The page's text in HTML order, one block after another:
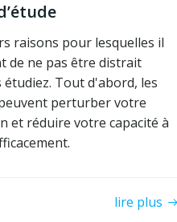
raisons pour lesquelles il
de ne pas être distrait
étudiez. Tout d'abord, les
perturber votre
et réduire votre capacité à
lire plus